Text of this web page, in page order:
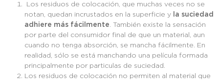
Los residuos de colocación, que muchas veces no se
notan, quedan incrustados en la superficie y la suciedad
adhiere más fácilmente. También existe la sensación
por parte del consumidor final de que un material, aun
cuando no tenga absorción, se mancha fácilmente. En
realidad, sólo se está manchando una película formada
principalmente por particulas de suciedad.
Los residuos de colocación no permiten al material que